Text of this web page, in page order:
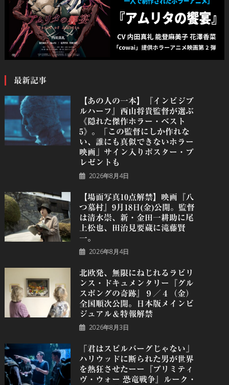
最新記事
【あの人の一本】『インビジブ
ルハーフ』⻄⼭将貴監督が選ぶ
《隠れた傑作ホラー・ベスト
5》。「この監督にしか作れな
い、誰にも真似できないホラー
映画」サイン入りポスター・プ
レゼントも
2026年8月4日
【場面写真10点解禁】映画『八
つ墓村』9月18日(金)公開。監督
は清水崇、新・金田一耕助に尾
上松也、田治見要蔵に滝藤賢
一。
2026年8月4日
北欧発、無限にねじれるラビリ
ンス・ドキュメンタリー『グル
スポングの奇跡』９／４（金）
全国順次公開。日本版メインビ
ジュアル＆特報解禁
2026年8月3日
「君はスピルバーグじゃない」
ハリウッドに断られた男が世界
を熱狂させたーー『プリミティ
ヴ・ウォー 恐⻯戦争』ルーク・